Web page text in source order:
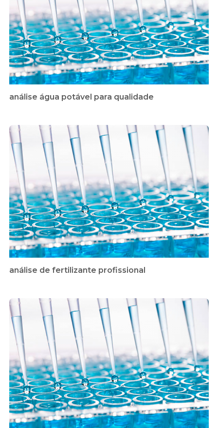
análise água potável para qualidade
análise de fertilizante profissional